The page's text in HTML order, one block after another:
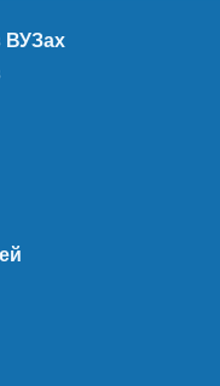
ВУЗах